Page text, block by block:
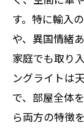
す。特に輸入
や、異国情緒
家庭でも取り
ングライトは
で、部屋全体
ら両方の特徴